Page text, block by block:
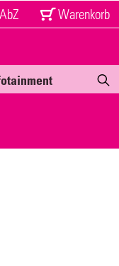
Warenkorb